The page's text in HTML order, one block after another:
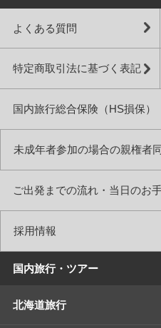
よくある質問
特定商取引法に基づく表記
国内旅行総合保険（HS損保）
未成年者参加の場合の親権者
ご出発までの流れ・当日のお
採用情報
国内旅行・ツアー
北海道旅行